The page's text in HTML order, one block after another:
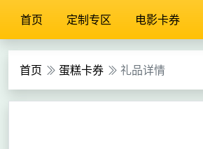
首页 定制专区 电影卡券
首页 蛋糕卡券 礼品详情